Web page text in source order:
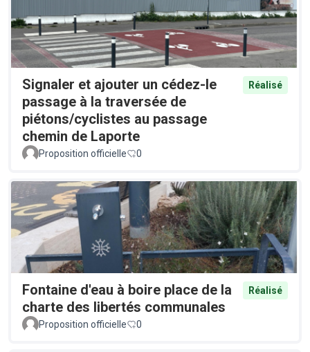
Signaler et ajouter un cédez-le
passage à la traversée de
piétons/cyclistes au passage
chemin de Laporte
Réalisé
Proposition officielle 0
Fontaine d'eau à boire place de la
charte des libertés communales
Réalisé
Proposition officielle 0